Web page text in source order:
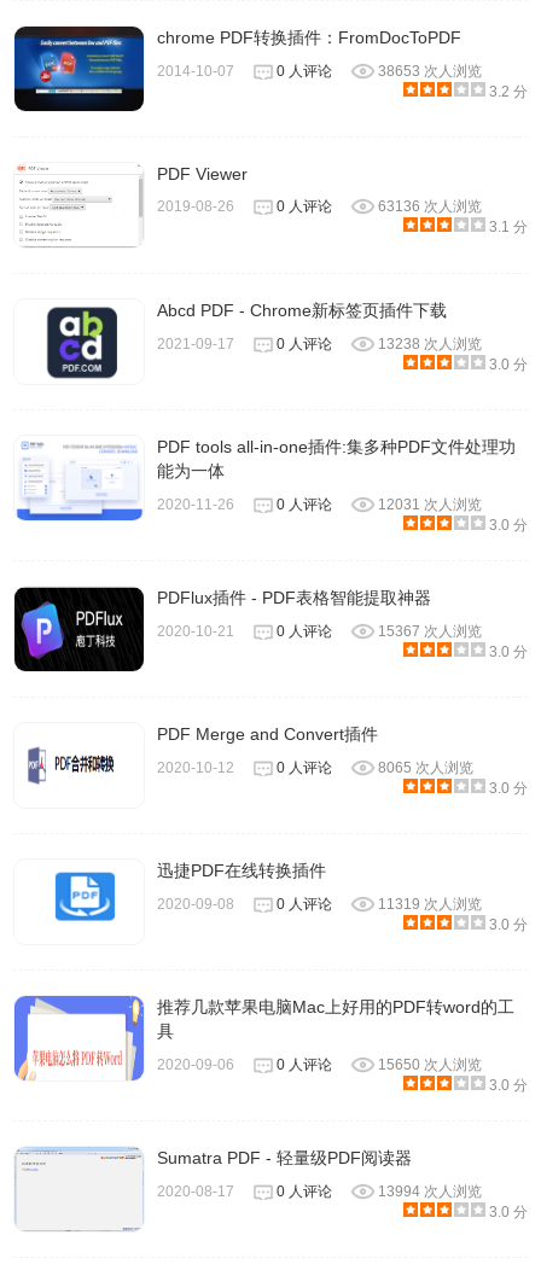
4.PDFpenPro软件还具有绘制、突出显示、涂鸦、更正文本
chrome PDF转换插件：FromDocToPDF
2014-10-07 0 人评论
38653 次人浏览
3.2 分
PDF Viewer
2019-08-26 0 人评论
63136 次人浏览
3.1 分
Abcd PDF - Chrome新标签页插件下载
2021-09-17 0 人评论
13238 次人浏览
3.0 分
PDF tools all-in-one插件:集多种PDF文件处理功
能为一体
2020-11-26 0 人评论
12031 次人浏览
3.0 分
PDFlux插件 - PDF表格智能提取神器
2020-10-21 0 人评论
15367 次人浏览
3.0 分
PDF Merge and Convert插件
2020-10-12 0 人评论
8065 次人浏览
3.0 分
迅捷PDF在线转换插件
2020-09-08 0 人评论
11319 次人浏览
3.0 分
推荐几款苹果电脑Mac上好用的PDF转word的工
具
2020-09-06 0 人评论
15650 次人浏览
3.0 分
Sumatra PDF - 轻量级PDF阅读器
2020-08-17 0 人评论
13994 次人浏览
3.0 分